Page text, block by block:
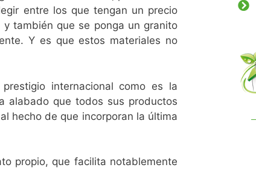
entre los que tengan un precio
también que se ponga un granito
Y es que estos materiales no
internacional como es la
alabado que todos sus productos
hecho de que incorporan la última
propio, que facilita notablemente